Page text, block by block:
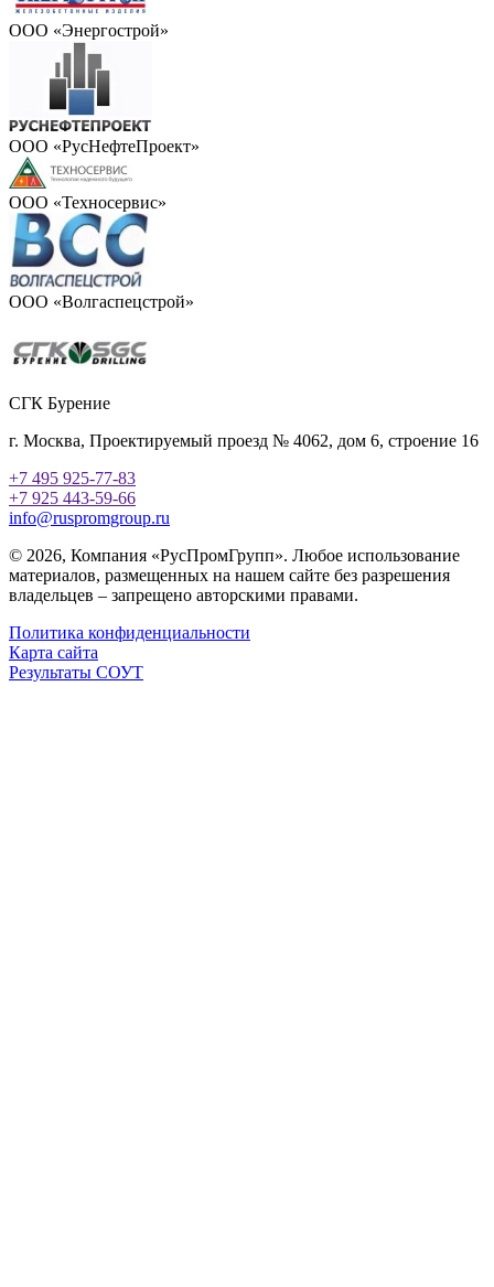
ООО «Энергострой»
ООО «РусНефтеПроект»
ООО «Техносервис»
ООО «Волгаспецстрой»
СГК Бурение
г. Москва, Проектируемый проезд № 4062, дом 6, строение 16
+7 495 925-77-83
+7 925 443-59-66
info@ruspromgroup.ru
© 2026, Компания «РусПромГрупп». Любое использование
материалов, размещенных на нашем сайте без разрешения
владельцев – запрещено авторскими правами.
Политика конфиденциальности
Карта сайта
Результаты СОУТ